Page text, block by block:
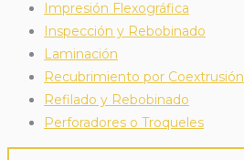
Impresión Flexográfica
Inspección y Rebobinado
Laminación
Recubrimiento por Coextrusión
Refilado y Rebobinado
Perforadores o Troqueles